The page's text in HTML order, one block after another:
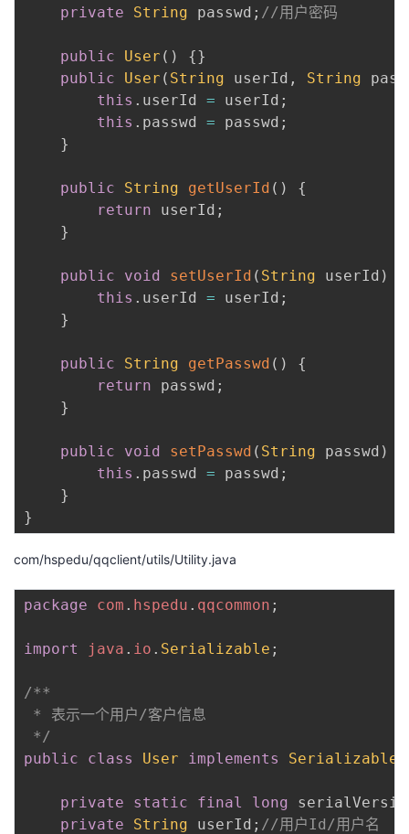
private
String passwd ; //用户密码
public User ( ) {}
public
User ( String userId , String
this . userId = userId ;
this . passwd = passwd ;
}
public String getUserId ( )
{
return userId ;
}
public void setUserId ( String userId )
this . userId = userId ;
}
public String getPasswd ( )
{
return passwd ;
}
public void setPasswd ( String passwd )
this . passwd = passwd ;
}
}
com/hspedu/qqclient/utils/Utility.java
package com . hspedu . qqcommon ;
import java . io . Serializable ;
/**
* 表示一个用户/客户信息
*/
public
class User implements Serializable
private static final long
private
String userId ; //用户Id/用户名